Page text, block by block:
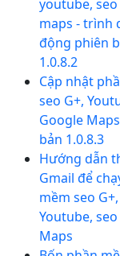
youtube,
maps - trình
động phiên
1.0.8.2
Cập nhật
seo G+,
Google
bản 1.0.8.3
Hướng dẫn
Gmail để
mềm seo
Youtube,
Maps